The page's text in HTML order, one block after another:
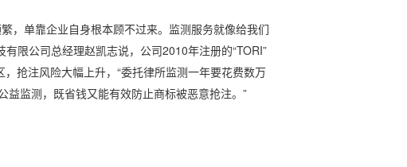
，单靠企业自身根本顾不过来。监测服务就像给我们
有限公司总经理赵凯志说，公司2010年注册的“TORI”
抢注风险大幅上升，“委托律所监测一年要花费数万
益监测，既省钱又能有效防止商标被恶意抢注。”